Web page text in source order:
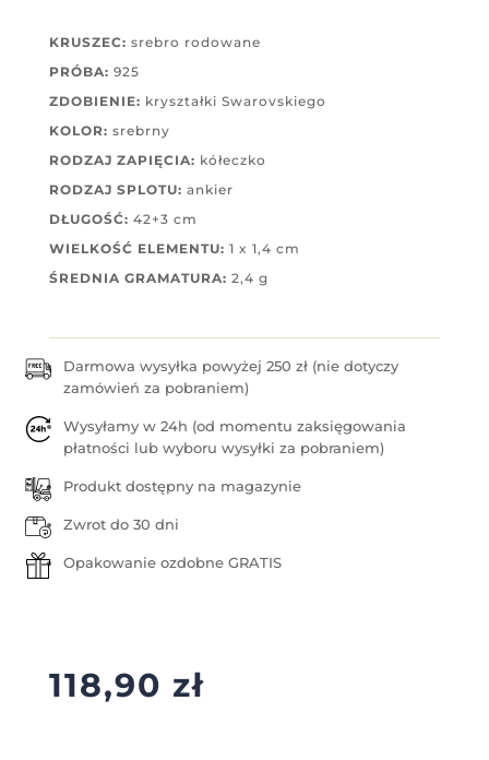
KRUSZEC: srebro rodowane
PRÓBA: 925
ZDOBIENIE: kryształki Swarovskiego
KOLOR: srebrny
RODZAJ ZAPIĘCIA: kółeczko
RODZAJ SPLOTU: ankier
DŁUGOŚĆ: 42+3 cm
WIELKOŚĆ ELEMENTU: 1 x 1,4 cm
ŚREDNIA GRAMATURA: 2,4 g
Darmowa wysyłka powyżej 250 zł (nie dotyczy
zamówień za pobraniem)
Wysyłamy w 24h (od momentu zaksięgowania
płatności lub wyboru wysyłki za pobraniem)
Produkt dostępny na magazynie
Zwrot do 30 dni
Opakowanie ozdobne GRATIS
118,90 zł